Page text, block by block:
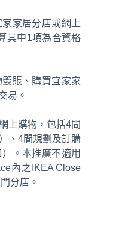
家居分店或網上
其中1項為合資格
賬、購買宜家家
易。
上購物，包括4間
、4間規劃及訂購
。本推廣不適用
內之IKEA Close
分店。